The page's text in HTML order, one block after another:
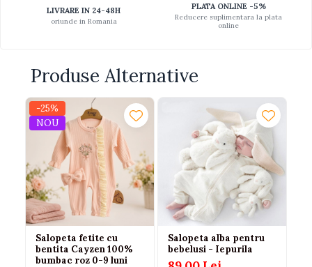
LIVRARE IN 24-48H
oriunde in Romania
PLATA ONLINE -5%
Reducere suplimentara la plata
online
Produse Alternative
-25%
NOU
Salopeta fetite cu
bentita Cayzen 100%
bumbac roz 0-9 luni
Salopeta alba pentru
bebelusi - Iepurila